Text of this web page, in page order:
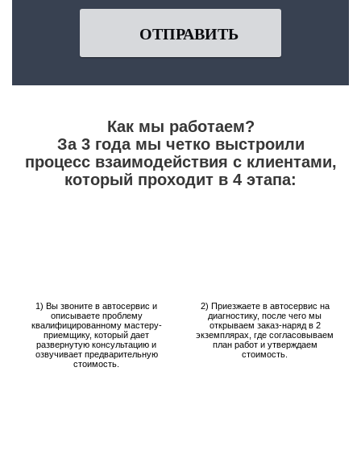
ОТПРАВИТЬ
Как мы работаем?
За 3 года мы четко выстроили
процесс взаимодействия с клиентами,
который проходит в 4 этапа:
1) Вы звоните в автосервис и
описываете проблему
квалифицированному мастеру-
приемщику, который дает
развернутую консультацию и
озвучивает предварительную
стоимость.
2) Приезжаете в автосервис на
диагностику, после чего мы
открываем заказ-наряд в 2
экземплярах, где согласовываем
план работ и утверждаем
стоимость.